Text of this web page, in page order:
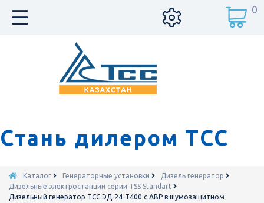
Стань дилером ТСС
0
Каталог Генераторные установки
Дизель генератор
Дизельные электростанции серии TSS Standart
Дизельный генератор ТСС ЭД-24-Т400 с АВР в шумозащитном